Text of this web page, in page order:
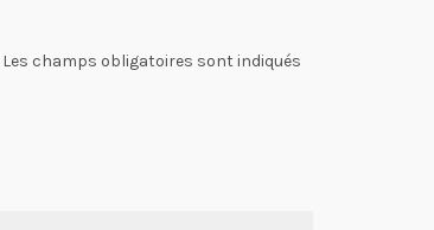
Les champs obligatoires sont indiqués